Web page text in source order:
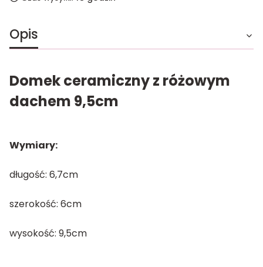
Opis
Domek ceramiczny z różowym
dachem 9,5cm
Wymiary:
długość: 6,7cm
szerokość: 6cm
wysokość: 9,5cm